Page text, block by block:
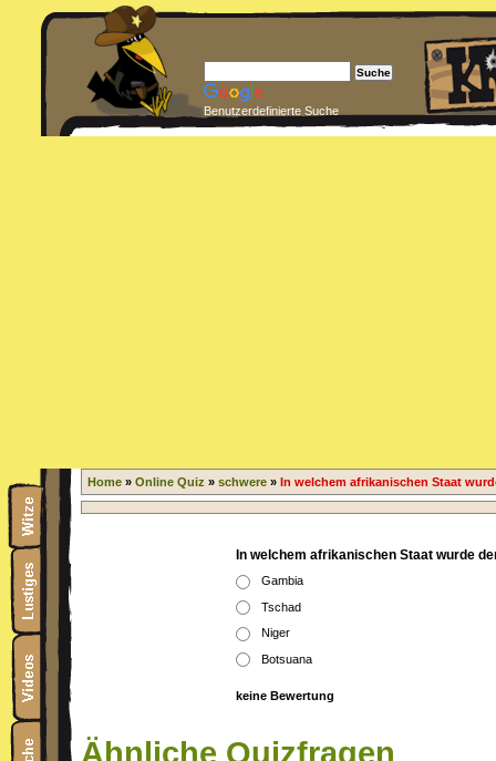
Benutzerdefinierte Suche
Home » Online Quiz » schwere » In welchem afrikanischen Staat
In welchem afrikanischen Staat wurde
Gambia
Tschad
Niger
Botsuana
keine Bewertung
Ähnliche Quizfragen